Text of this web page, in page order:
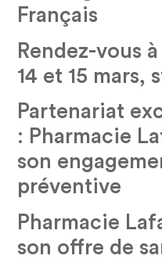
Français
Rendez-vous
14 et 15 mars,
Partenariat
: Pharmacie
son
préventive
Pharmacie
son offre de